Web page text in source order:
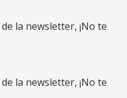
la newsletter, ¡No te
la newsletter, ¡No te